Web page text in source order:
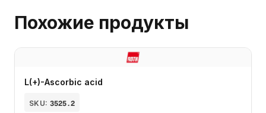
Похожие продукты
L(+)-Ascorbic acid
SKU: 3525.2